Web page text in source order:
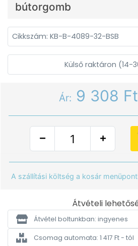
bútorgomb
Cikkszám: KB-B-4089-32-BSB
Külső raktáron (14-
Ár: 9 308 Ft
A szállítási költség a kosár
Átvételi
Átvétel boltunkban: ingyenes
Csomag automata: 1 417 Ft - tól